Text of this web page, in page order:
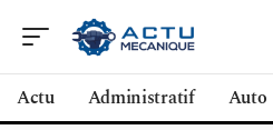
Actu Administratif Auto